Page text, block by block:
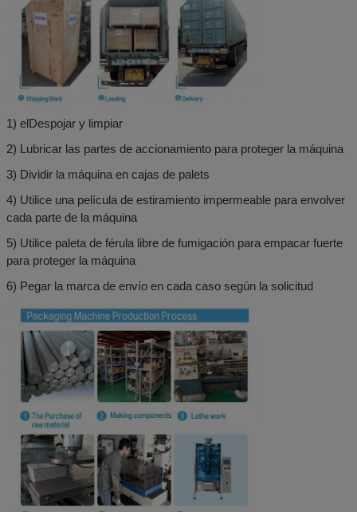
1) el Despojar y limpiar
2) Lubricar las partes de accionamiento para proteger la máquina
3) Dividir la máquina en cajas de palets
4) Utilice una película de estiramiento impermeable para envolver
cada parte de la máquina
5) Utilice paleta de férula libre de fumigación para empacar fuerte
para proteger la máquina
6) Pegar la marca de envío en cada caso según la solicitud